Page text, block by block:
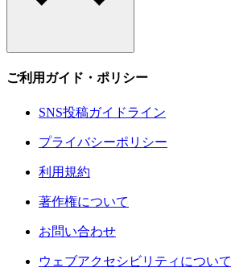
ご利用ガイド・ポリシー
SNS投稿ガイドライン
プライバシーポリシー
利用規約
著作権について
お問い合わせ
ウェブアクセシビリティについて